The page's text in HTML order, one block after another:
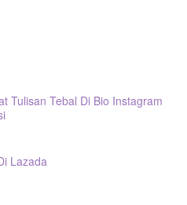
Tulisan Tebal Di Bio Instagram
Lazada